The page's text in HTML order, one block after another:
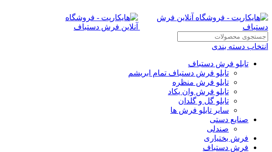
انتخاب دسته بندی
تابلو فرش دستباف
تابلو فرش دستباف تمام ابریشم
تابلو فرش منظره
تابلو فرش وان یکاد
تابلو گل و گلدان
سایر تابلو فرش ها
صنایع دستی
صندلی
فرش بختیاری
فرش دستباف